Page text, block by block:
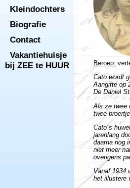
Kleindochters
Biografie
Contact
Vakantiehuisje
bij ZEE te HUUR
Beroep:
Cato wordt
Aangifte op
De Daniel
Als ze twee
twee
Cato´s
jarenlang
daarna nog
niet meer
overigens
Vanaf 1934
het illustere